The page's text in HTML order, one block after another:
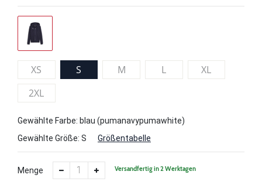
XS S M L
XL
2XL
Gewählte Farbe: blau (pumanavypumawhite)
Gewählte Größe: S Größentabelle
Menge Versandfertig in 2 Werktagen